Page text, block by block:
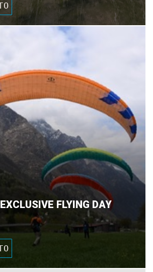
FLYING DAY